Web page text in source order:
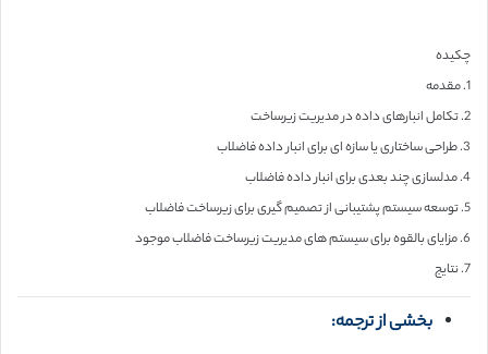
چکیده
1. مقدمه
2. تکامل انبارهای داده در مدیریت زیرساخت
3. طراحی ساختاری یا سازه ای برای انبار داده فاضلاب
4. مدلسازی چند بعدی برای انبار داده فاضلاب
5. توسعه سیستم پشتیبانی از تصمیم گیری برای زیرساخت فاضلاب
6. مزایای بالقوه برای سیستم های مدیریت زیرساخت فاضلاب موجود
7. نتایج
بخشی از ترجمه: